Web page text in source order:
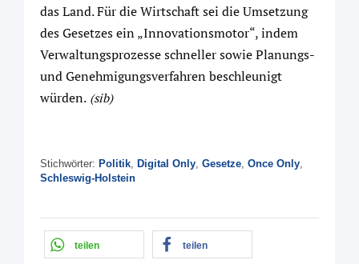
das Land. Für die Wirtschaft sei die Umsetzung
des Gesetzes ein „Innovationsmotor“, indem
Verwaltungsprozesse schneller sowie Planungs-
und Genehmigungsverfahren beschleunigt
würden. (sib)
Stichwörter: Politik, Digital Only, Gesetze, Once Only,
Schleswig-Holstein
teilen teilen